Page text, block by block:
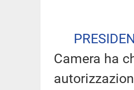
Camera ha